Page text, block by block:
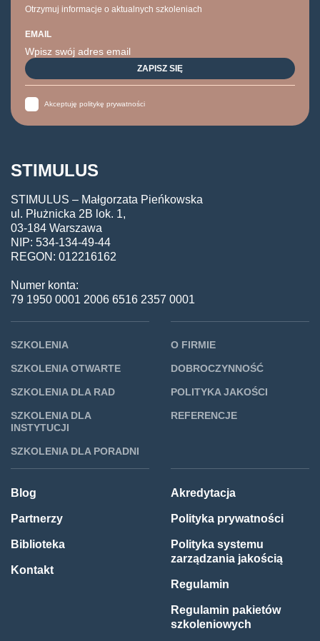
Otrzymuj informacje o aktualnych szkoleniach
EMAIL
Akceptuję politykę prywatności
STIMULUS
STIMULUS – Małgorzata Pieńkowska
ul. Płużnicka 2B lok. 1,
03-184 Warszawa
NIP: 534-134-49-44
REGON: 012216162
Numer konta:
79 1950 0001 2006 6516 2357 0001
SZKOLENIA
SZKOLENIA OTWARTE
SZKOLENIA DLA RAD
SZKOLENIA DLA
INSTYTUCJI
SZKOLENIA DLA PORADNI
O FIRMIE
DOBROCZYNNOŚĆ
POLITYKA JAKOŚCI
REFERENCJE
Blog
Partnerzy
Biblioteka
Kontakt
Akredytacja
Polityka prywatności
Polityka systemu
zarządzania jakością
Regulamin
Regulamin pakietów
szkoleniowych